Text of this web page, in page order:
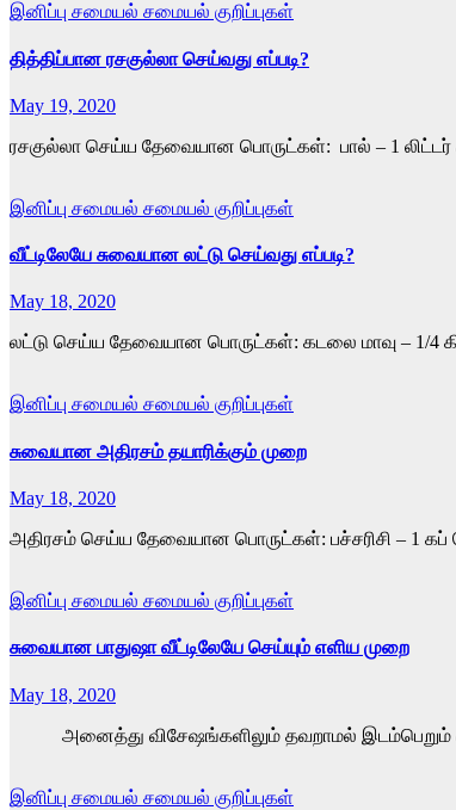
இனிப்பு சமையல் சமையல் குறிப்புகள்
தித்திப்பான ரசகுல்லா செய்வது எப்படி?
May 19, 2020
ரசகுல்லா செய்ய தேவையான பொருட்கள்: பால் – 1
இனிப்பு சமையல் சமையல் குறிப்புகள்
வீட்டிலேயே சுவையான லட்டு செய்வது எப்படி?
May 18, 2020
லட்டு செய்ய தேவையான பொருட்கள்: கடலை மாவு – 1/4
இனிப்பு சமையல் சமையல் குறிப்புகள்
சுவையான அதிரசம் தயாரிக்கும் முறை
May 18, 2020
அதிரசம் செய்ய தேவையான பொருட்கள்: பச்சரிசி – 1
இனிப்பு சமையல் சமையல் குறிப்புகள்
சுவையான பாதுஷா வீட்டிலேயே செய்யும் எளிய முறை
May 18, 2020
அனைத்து விசேஷங்களிலும் தவறாமல் இடம்பெறும்
இனிப்பு சமையல் சமையல் குறிப்புகள்